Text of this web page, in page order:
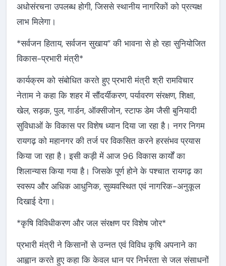
अधोसंरचना उपलब्ध होगी, जिससे स्थानीय नागरिकों को प्रत्यक्ष
लाभ मिलेगा।
*सर्वजन हिताय, सर्वजन सुखाय” की भावना से हो रहा सुनियोजित
विकास-प्रभारी मंत्री*
कार्यक्रम को संबोधित करते हुए प्रभारी मंत्री श्री रामविचार
नेताम ने कहा कि शहर में सौंदर्यीकरण, पर्यावरण संरक्षण, शिक्षा,
खेल, सड़क, पुल, गार्डन, ऑक्सीजोन, स्टाफ डेम जैसी बुनियादी
सुविधाओं के विकास पर विशेष ध्यान दिया जा रहा है। नगर निगम
रायगढ़ को महानगर की तर्ज पर विकसित करने हरसंभव प्रयास
किया जा रहा है। इसी कड़ी में आज 96 विकास कार्यों का
शिलान्यास किया गया है। जिसके पूर्ण होने के पश्चात रायगढ़ का
स्वरूप और अधिक आधुनिक, सुव्यवस्थित एवं नागरिक-अनुकूल
दिखाई देगा।
*कृषि विविधीकरण और जल संरक्षण पर विशेष जोर*
प्रभारी मंत्री ने किसानों से उन्नत एवं विविध कृषि अपनाने का
आह्वान करते हुए कहा कि केवल धान पर निर्भरता से जल संसाधनों